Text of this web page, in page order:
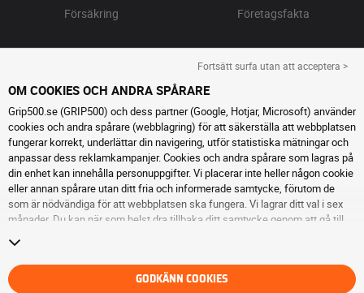
Försäkring
Företagsfakta
Fortsätt surfa utan att acceptera >
OM COOKIES OCH ANDRA SPÅRARE
Grip500.se (GRIP500) och dess partner (Google, Hotjar, Microsoft) använder
cookies och andra spårare (webblagring) för att säkerställa att webbplatsen
fungerar korrekt, underlättar din navigering, utför statistiska mätningar och
anpassar dess reklamkampanjer. Cookies och andra spårare som lagras på
din enhet kan innehålla personuppgifter. Vi placerar inte heller någon cookie
eller annan spårare utan ditt fria och informerade samtycke, förutom de
som är nödvändiga för att webbplatsen ska fungera. Vi lagrar ditt val i sex
månader. Du kan när som helst dra tillbaka ditt samtycke genom att gå till
acceptera cookies eller andra spårare. Vägran hindrar inte tillgång till
tjänsterna GRIP500. För ytterligare information hänvisar vi tillsidan för
cookies och andra spårare
GODKÄNN COOKIES